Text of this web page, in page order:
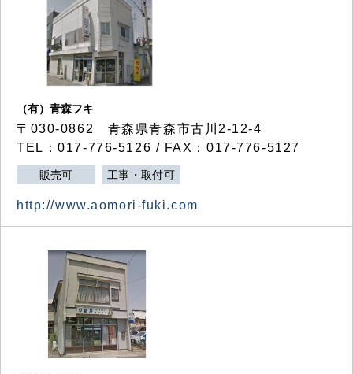
（有）青森フキ
〒030-0862 青森県青森市古川2-12-4
TEL：017-776-5126 / FAX：017-776-5127
販売可 工事・取付可
http://www.aomori-fuki.com